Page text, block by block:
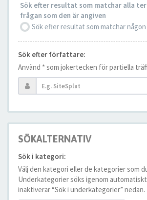
Sök efter resultat som matchar alla
frågan som den är angiven
Sök efter resultat som matchar
Sök efter författare:
Använd * som jokertecken för partiella
SÖKALTERNATIV
Sök i kategori:
Välj den kategori eller de kategorier som
Underkategorier söks igenom
inaktiverar “Sök i underkategorier” nedan.